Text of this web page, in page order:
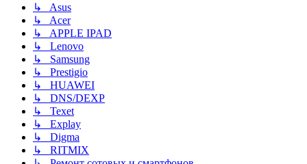
↳ Asus
↳ Acer
↳ APPLE IPAD
↳ Lenovo
↳ Samsung
↳ Prestigio
↳ HUAWEI
↳ DNS/DEXP
↳ Texet
↳ Explay
↳ Digma
↳ RITMIX